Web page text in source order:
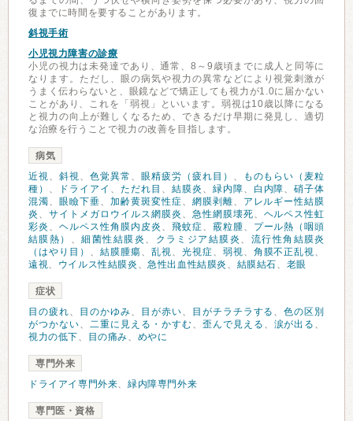
復までに時間を要することがあります。
斜視手術
小児視力障害の診療
小児の視力は未発達であり、通常、8～9歳頃までに成人と同等に
なります。ただし、眼の病気や視力の異常などにより視覚刺激が
うまく伝わらないと、眼鏡などで矯正しても視力が1.0に届かない
ことがあり、これを「弱視」といいます。弱視は10歳以降になる
と視力の向上が難しくなるため、できるだけ早期に発見し、適切
な治療を行うことで視力の改善を目指します。
病気
近視、 斜視、 色覚異常 、 眼精疲労（疲れ目） 、
ものもらい（麦粒
種） 、 ドライアイ 、 ただれ目 、 結膜炎 、 緑内障、 白内障、硝子体
混濁、 眼瞼下垂、 加齢黄斑変性症、 網膜剥離、
アレルギー性結膜
炎 、 サイトメガロウイルス網膜炎 、 急性網膜壊死、 ヘルペス性虹
彩炎 、 ヘルペス性角膜内皮炎 、 飛蚊症、 霰粒腫、
プール熱（咽頭
結膜熱） 、細菌性結膜炎 、 クラミジア結膜炎 、 流行性角結膜炎
（はやり目） 、 結膜腫瘍、 乱視、 光視症、 弱視、 角膜不正乱視、
遠視、 ウイルス性結膜炎 、急性出血性結膜炎 、 結膜結石、 老眼
症状
目の疲れ、 目のかゆみ、 目が赤い、 目がチラチラする 、色の区別
がつかない、 二重に見える・かすむ、 歪んで見える 、 涙が出る 、
視力の低下、 目の痛み、 めやに
専門外来
ドライアイ専門外来、緑内障専門外来
専門医・資格